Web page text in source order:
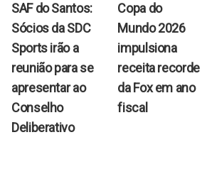
SAF do Santos:
Sócios da SDC
Sports irão a
reunião para se
apresentar ao
Conselho
Deliberativo
Copa do
Mundo 2026
impulsiona
receita recorde
da Fox em ano
fiscal